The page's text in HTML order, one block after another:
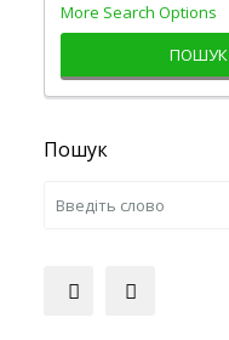
More Search Options
ПОШУК
Пошук